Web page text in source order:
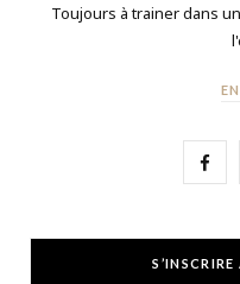
Toujours à trainer dans
F